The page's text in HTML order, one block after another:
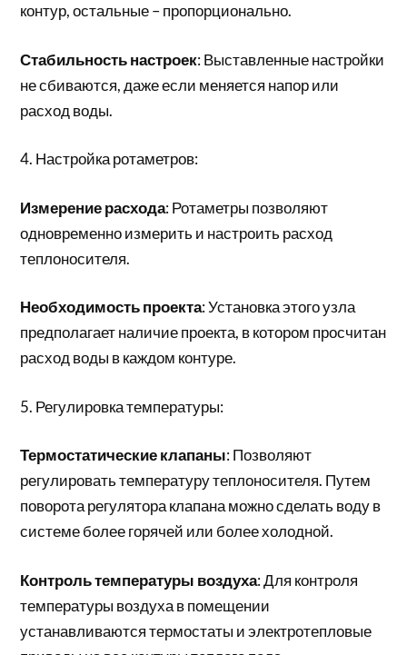
контур, остальные – пропорционально.
Стабильность настроек: Выставленные настройки
не сбиваются, даже если меняется напор или
расход воды.
4. Настройка ротаметров:
Измерение расхода: Ротаметры позволяют
одновременно измерить и настроить расход
теплоносителя.
Необходимость проекта: Установка этого узла
предполагает наличие проекта, в котором просчитан
расход воды в каждом контуре.
5. Регулировка температуры:
Термостатические клапаны: Позволяют
регулировать температуру теплоносителя. Путем
поворота регулятора клапана можно сделать воду в
системе более горячей или более холодной.
Контроль температуры воздуха: Для контроля
температуры воздуха в помещении
устанавливаются термостаты и электротепловые